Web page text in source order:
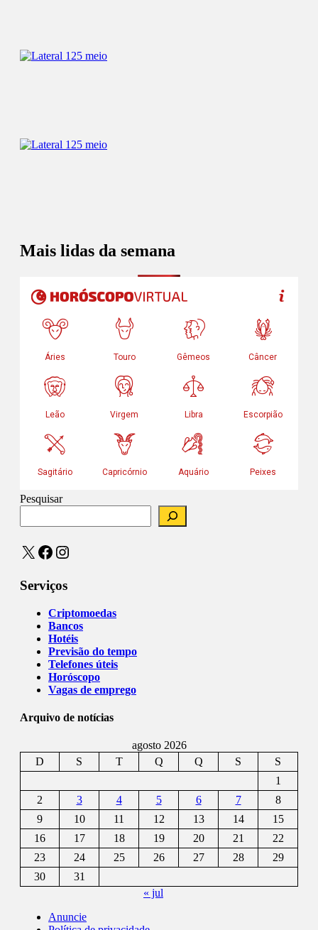
Mais lidas da semana
Pesquisar
X Facebook
Instagram
Serviços
Criptomoedas
Bancos
Hotéis
Previsão do tempo
Telefones úteis
Horóscopo
Vagas de emprego
Arquivo de notícias
agosto 2026
D
S T Q Q S
S
1
2
3 4 5 6 7
8
9
10 11 12 13 14
15
16
17 18 19 20 21
22
23
24 25 26 27 28
29
30
31
« jul
Anuncie